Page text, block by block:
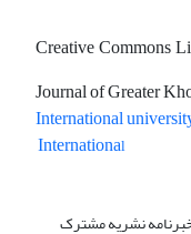
Creative Commons
Journal of Greater
International
International
نشریه مشترک